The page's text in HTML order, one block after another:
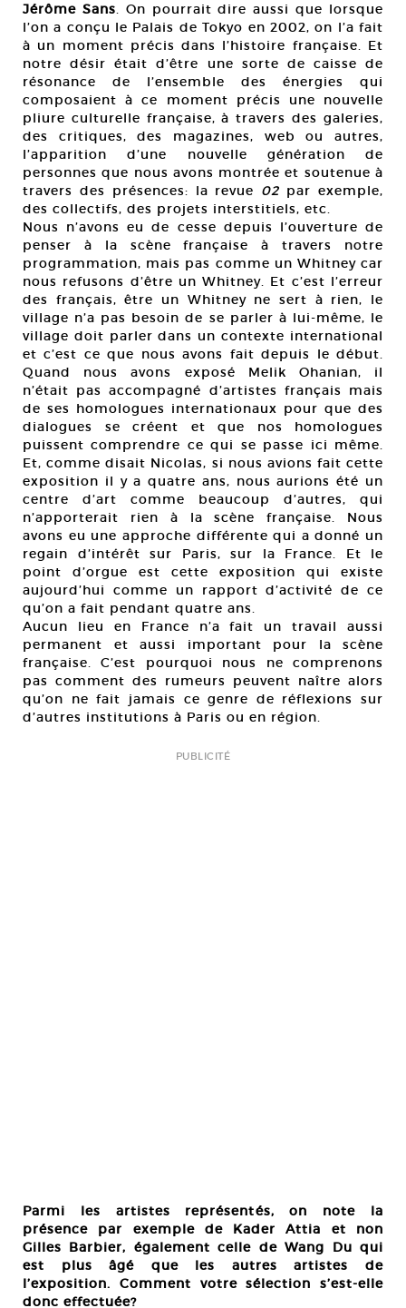
Jérôme Sans. On pourrait dire aussi que lorsque
l’on a conçu le Palais de Tokyo en 2002, on l’a fait
à un moment précis dans l’histoire française. Et
notre désir était d’être une sorte de caisse de
résonance de l’ensemble des énergies qui
composaient à ce moment précis une nouvelle
pliure culturelle française, à travers des galeries,
des critiques, des magazines, web ou autres,
l’apparition d’une nouvelle génération de
personnes que nous avons montrée et soutenue à
travers des présences: la revue 02 par exemple,
des collectifs, des projets interstitiels, etc.
Nous n’avons eu de cesse depuis l’ouverture de
penser à la scène française à travers notre
programmation, mais pas comme un Whitney car
nous refusons d’être un Whitney. Et c’est l’erreur
des français, être un Whitney ne sert à rien, le
village n’a pas besoin de se parler à lui-même, le
village doit parler dans un contexte international
et c’est ce que nous avons fait depuis le début.
Quand nous avons exposé Melik Ohanian, il
n’était pas accompagné d’artistes français mais
de ses homologues internationaux pour que des
dialogues se créent et que nos homologues
puissent comprendre ce qui se passe ici même.
Et, comme disait Nicolas, si nous avions fait cette
exposition il y a quatre ans, nous aurions été un
centre d’art comme beaucoup d’autres, qui
n’apporterait rien à la scène française. Nous
avons eu une approche différente qui a donné un
regain d’intérêt sur Paris, sur la France. Et le
point d’orgue est cette exposition qui existe
aujourd’hui comme un rapport d’activité de ce
qu’on a fait pendant quatre ans.
Aucun lieu en France n’a fait un travail aussi
permanent et aussi important pour la scène
française. C’est pourquoi nous ne comprenons
pas comment des rumeurs peuvent naître alors
qu’on ne fait jamais ce genre de réflexions sur
d’autres institutions à Paris ou en région.
PUBLICITÉ
Parmi les artistes représentés, on note la
présence par exemple de Kader Attia et non
Gilles Barbier, également celle de Wang Du qui
est plus âgé que les autres artistes de
l’exposition. Comment votre sélection s’est-elle
donc effectuée?